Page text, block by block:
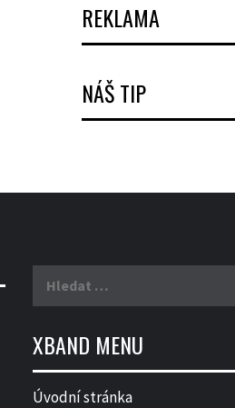
REKLAMA
NÁŠ TIP
XBAND MENU
Úvodní stránka